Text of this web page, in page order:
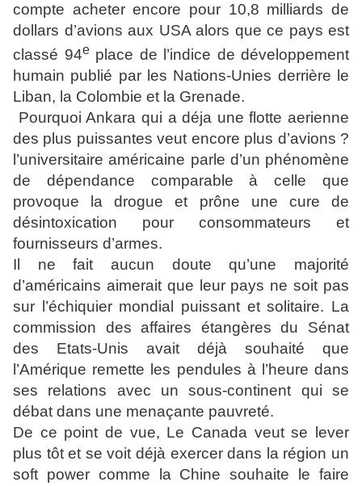
compte acheter encore pour 10,8 milliards de
dollars d’avions aux USA alors que ce pays est
classé 94eplace de l’indice de développement
humain publié par les Nations-Unies derrière le
Liban, la Colombie et la Grenade.
Pourquoi Ankara qui a déja une flotte aerienne
des plus puissantes veut encore plus d’avions ?
l’universitaire américaine parle d’un phénomène
de dépendance comparable à celle que
provoque la drogue et prône une cure de
désintoxication pour consommateurs et
fournisseurs d’armes.
Il ne fait aucun doute qu’une majorité
d’américains aimerait que leur pays ne soit pas
sur l’échiquier mondial puissant et solitaire. La
commission des affaires étangères du Sénat
des Etats-Unis avait déjà souhaité que
l’Amérique remette les pendules à l’heure dans
ses relations avec un sous-continent qui se
débat dans une menaçante pauvreté.
De ce point de vue, Le Canada veut se lever
plus tôt et se voit déjà exercer dans la région un
soft power comme la Chine souhaite le faire